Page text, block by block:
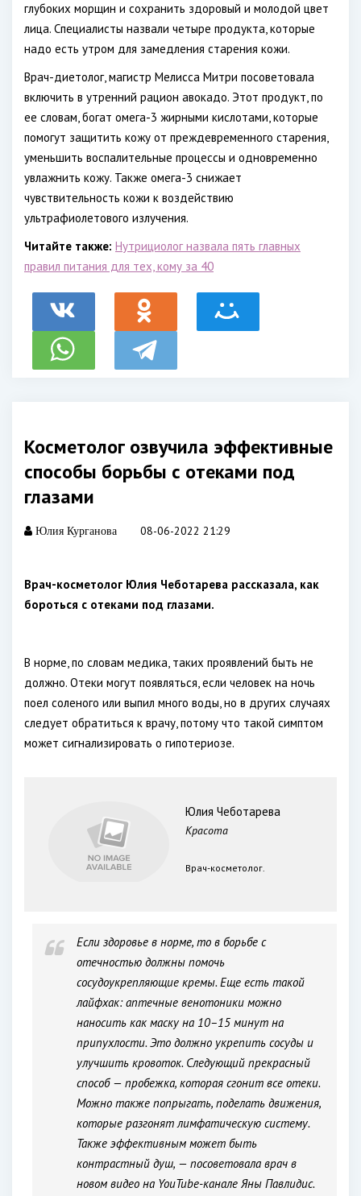
глубоких морщин и сохранить здоровый и молодой цвет
лица. Специалисты назвали четыре продукта, которые
надо есть утром для замедления старения кожи.
Врач-диетолог, магистр Мелисса Митри посоветовала
включить в утренний рацион авокадо. Этот продукт, по
ее словам, богат омега-3 жирными кислотами, которые
помогут защитить кожу от преждевременного старения,
уменьшить воспалительные процессы и одновременно
увлажнить кожу. Также омега-3 снижает
чувствительность кожи к воздействию
ультрафиолетового излучения.
Читайте также: Нутрициолог назвала пять главных
правил питания для тех, кому за 40
Косметолог озвучила эффективные
способы борьбы с отеками под
глазами
Юлия Курганова 08-06-2022 21:29
Врач-косметолог Юлия Чеботарева рассказала, как
бороться с отеками под глазами.
В норме, по словам медика, таких проявлений быть не
должно. Отеки могут появляться, если человек на ночь
поел соленого или выпил много воды, но в других случаях
следует обратиться к врачу, потому что такой симптом
может сигнализировать о гипотериозе.
Юлия Чеботарева
Красота
Врач-косметолог.
Если здоровье в норме, то в борьбе с
отечностью должны помочь
сосудоукрепляющие кремы. Еще есть такой
лайфхак: аптечные венотоники можно
наносить как маску на 10–15 минут на
припухлости. Это должно укрепить сосуды и
улучшить кровоток. Следующий прекрасный
способ — пробежка, которая сгонит все отеки.
Можно также попрыгать, поделать движения,
которые разгонят лимфатическую систему.
Также эффективным может быть
контрастный душ, — посоветовала врач в
новом видео на YouTube-канале Яны Павлидис.